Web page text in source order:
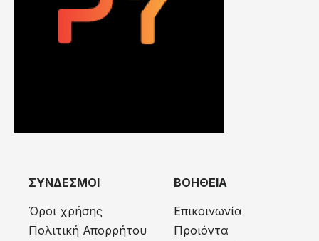
ΣΥΝΔΕΣΜΟΙ
Όροι χρήσης
Πολιτική Απορρήτου
ΒΟΗΘΕΙΑ
Επικοινωνία
Προιόντα